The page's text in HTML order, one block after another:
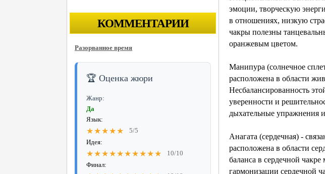
КОММЕНТАРИИ
Разорванное время
🏆 Оценка жюри
Жанр:
Да
Язык:
★★★★★
5/5
Идея:
★★★★★★★★★★
10/10
Финал:
эмоции, творческую
в отношениях, низкую
чакры полезны
оранжевым цветом.
Манипура (солнечное
расположена в области
Несбалансированность
уверенности и
дыхательные упражнения
Анагата (сердечная) -
расположена в области
баланса в сердечной
гармонизации сердечной